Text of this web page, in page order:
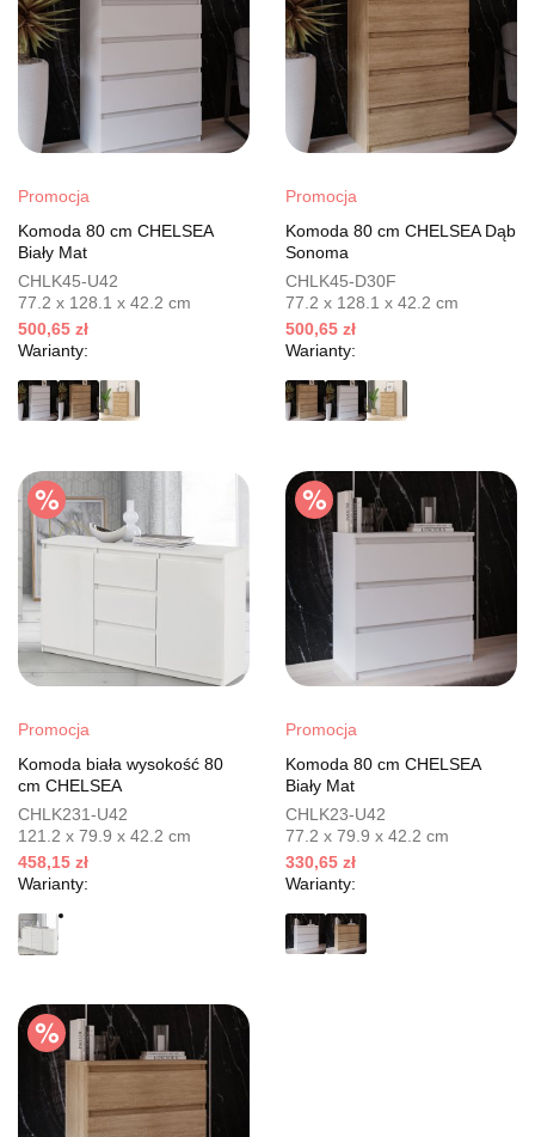
Promocja
Komoda 80 cm CHELSEA
Biały Mat
CHLK45-U42
77.2 x 128.1 x 42.2 cm
500,65 zł
Warianty:
Promocja
Komoda 80 cm CHELSEA Dąb
Sonoma
CHLK45-D30F
77.2 x 128.1 x 42.2 cm
500,65 zł
Warianty:
Promocja
Komoda biała wysokość 80
cm CHELSEA
CHLK231-U42
121.2 x 79.9 x 42.2 cm
458,15 zł
Warianty:
Promocja
Komoda 80 cm CHELSEA
Biały Mat
CHLK23-U42
77.2 x 79.9 x 42.2 cm
330,65 zł
Warianty: